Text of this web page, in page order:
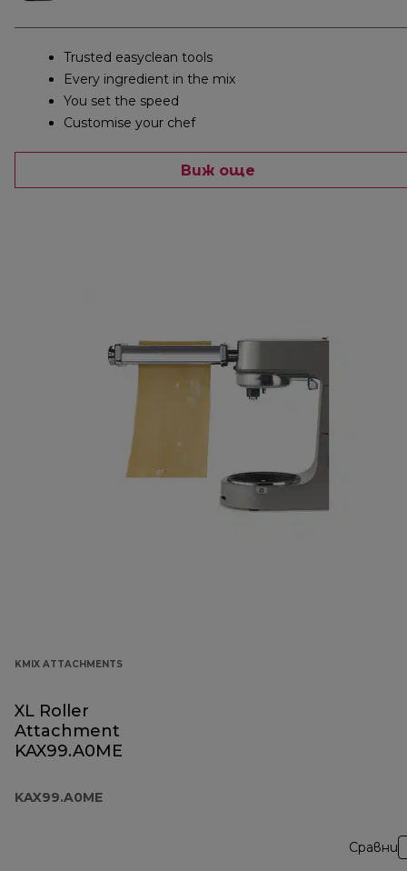
Trusted easyclean tools
Every ingredient in the mix
You set the speed
Customise your chef
Виж още
KMIX ATTACHMENTS
XL Roller
Attachment
KAX99.A0ME
KAX99.A0ME
Сравни